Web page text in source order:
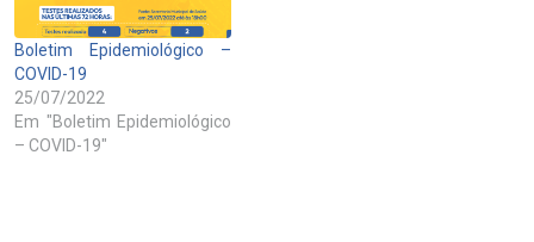
Boletim Epidemiológico –
COVID-19
25/07/2022
Em "Boletim Epidemiológico
– COVID-19"